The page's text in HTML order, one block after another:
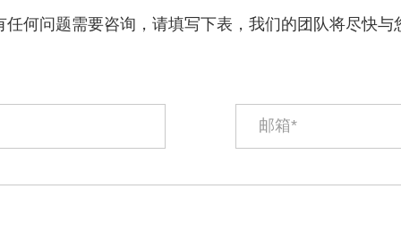
任何问题需要咨询，请填写下表，我们的团队将尽快与